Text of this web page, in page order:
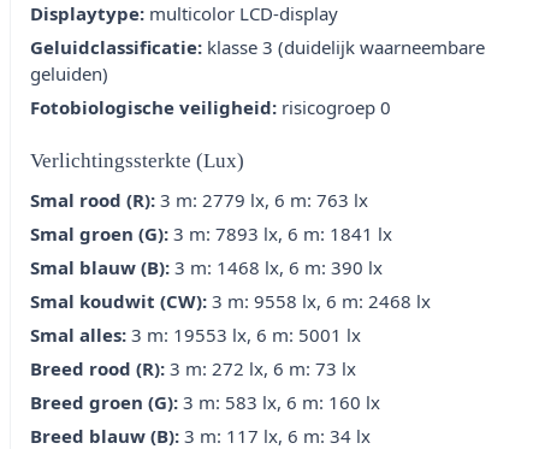
Displaytype: multicolor LCD-display
Geluidclassificatie: klasse 3 (duidelijk waarneembare
geluiden)
Fotobiologische veiligheid: risicogroep 0
Verlichtingssterkte (Lux)
Smal rood (R): 3 m: 2779 lx, 6 m: 763 lx
Smal groen (G): 3 m: 7893 lx, 6 m: 1841 lx
Smal blauw (B): 3 m: 1468 lx, 6 m: 390 lx
Smal koudwit (CW): 3 m: 9558 lx, 6 m: 2468 lx
Smal alles: 3 m: 19553 lx, 6 m: 5001 lx
Breed rood (R): 3 m: 272 lx, 6 m: 73 lx
Breed groen (G): 3 m: 583 lx, 6 m: 160 lx
Breed blauw (B): 3 m: 117 lx, 6 m: 34 lx